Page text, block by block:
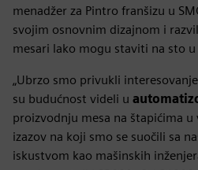
menadžer za Pintro franšizu u
svojim osnovnim dizajnom i
mesari lako mogu staviti na sto
„Ubrzo smo privukli
su budućnost videli u
proizvodnju mesa na štapićima
izazov na koji smo se suočili sa
iskustvom kao mašinskih